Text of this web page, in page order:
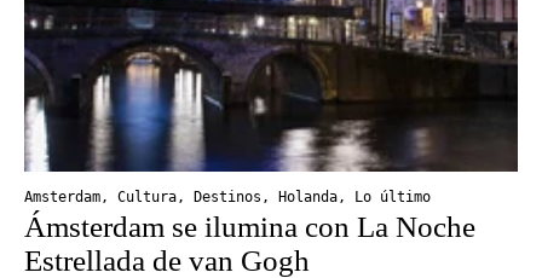
Amsterdam, Cultura, Destinos , Holanda, Lo último
Ámsterdam se ilumina con La Noche
Estrellada de van Gogh